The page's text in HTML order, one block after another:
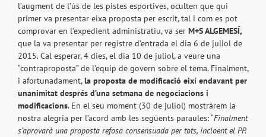
l’augment de l’ús de les pistes esportives, oculten que qui
primer va presentar eixa proposta per escrit, tal i com es pot
comprovar en l’expedient administratiu, va ser M+S ALGEMESÍ,
que la va presentar per registre d’entrada el dia 6 de juliol de
2015. Cal esperar, 4 dies, el dia 10 de juliol, a veure una
“contraproposta” de l’equip de govern sobre el tema. Finalment,
i afortunadament,la proposta de modificació eixí endavant per
unanimitat després d’una setmana de negociacions i
modificacions. En el seu moment (30 de juliol) mostràrem la
nostra alegria per l’acord amb les següents paraules: “Finalment
s’aprovarà una proposta refosa consensuada per tots, incloent el PP.